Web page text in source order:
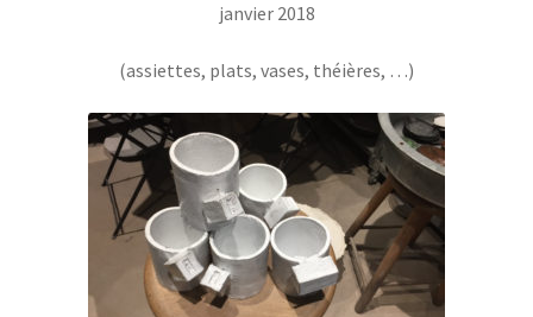
janvier 2018
(assiettes, plats, vases, théières, …)